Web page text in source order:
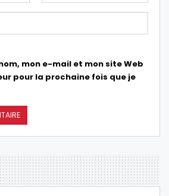
mon e-mail et mon site Web
pour la prochaine fois que je